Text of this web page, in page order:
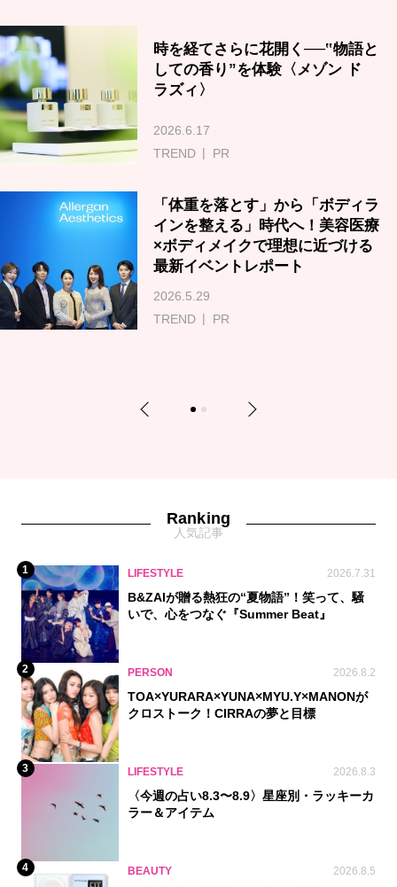
時を経てさらに花開く──‟物語と
しての香り”を体験〈メゾン ド
ラズィ〉
2026.6.17
TREND
PR
「体重を落とす」から「ボディラ
インを整える」時代へ！美容医療
×ボディメイクで理想に近づける
最新イベントレポート
2026.5.29
TREND
PR
Previous 1 2 Next
Ranking
人気記事
1 LIFESTYLE 2026.7.31
B&ZAIが贈る熱狂の“夏物語”！笑って、騒
いで、心をつなぐ『Summer Beat』
2 PERSON 2026.8.2
TOA×YURARA×YUNA×MYU.Y×MANONが
クロストーク！CIRRAの夢と目標
3 LIFESTYLE 2026.8.3
〈今週の占い8.3〜8.9〉星座別・ラッキーカ
ラー＆アイテム
4 BEAUTY 2026.8.5